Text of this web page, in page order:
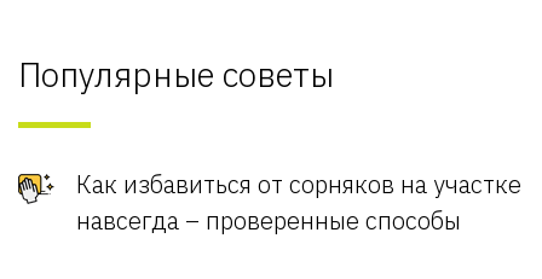
Популярные советы
Как избавиться от сорняков на участке
навсегда – проверенные способы